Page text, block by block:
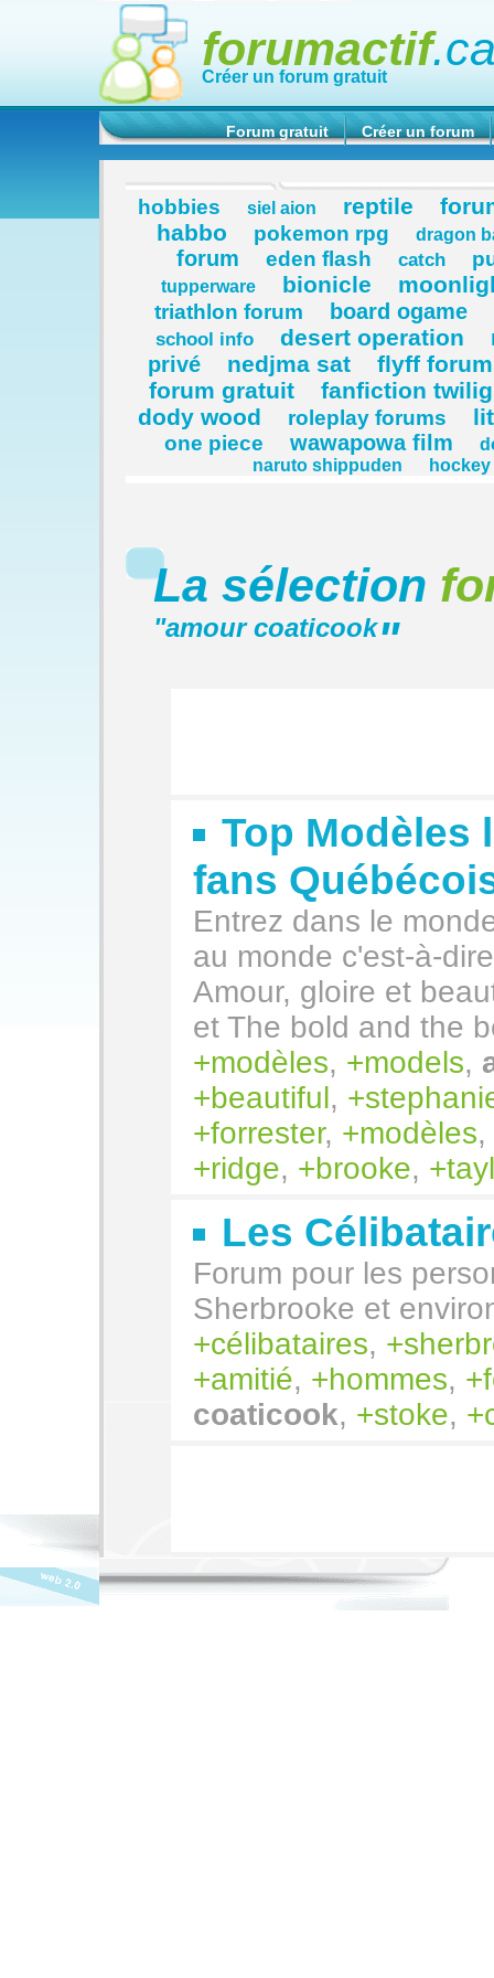
forumactif
Créer un forum gratuit
Forum gratuit Créer un forum
hobbies siel aion reptile
habbo
pokemon rpg dragon
forum eden flash catch
tupperware bionicle
triathlon forum board ogame
school info desert operation
privé
nedjma sat
flyff
forum gratuit
fanfiction
dody wood
roleplay forums
one piece wawapowa film
naruto shippuden
La sélection
"amour coaticook"
Top Modèles
fans
Entrez dans le
au monde c'est-à-
Amour, gloire et
et The bold and the
modèles, models,
beautiful,
forrester, modèles,
ridge, brooke,
Les
Forum pour les
Sherbrooke et
célibataires,
amitié, hommes,
coaticook, stoke,